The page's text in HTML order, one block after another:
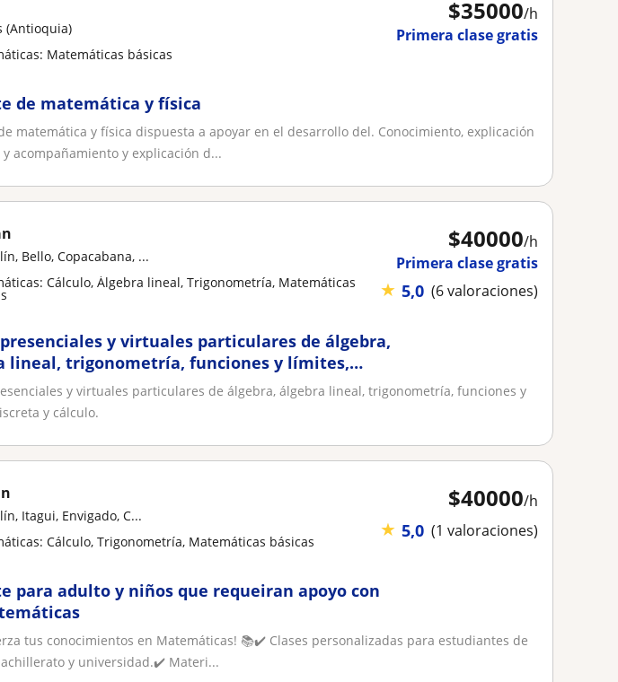
$35000/h
Primera clase gratis
(Antioquia)
Matemáticas básicas
de matemática y física
matemática y física dispuesta a apoyar en el desarrollo del. Conocimiento, explicación
y acompañamiento y explicación d...
$40000/h
Primera clase gratis
★ 5,0 (6 valoraciones)
Bello, Copacabana, ...
Cálculo, Álgebra lineal, Trigonometría, Matemáticas
presenciales y virtuales particulares de álgebra,
lineal, trigonometría, funciones y límites,
y cálculoy virtuales particulares de álgebra, álgebra lineal, trigonometría, funciones y
y cálculo.
$40000/h
★ 5,0 (1 valoraciones)
Itagui, Envigado, C...
Cálculo, Trigonometría, Matemáticas básicas
para adulto y niños que requeiran apoyo con
tus conocimientos en Matemáticas! 📚✔️ Clases personalizadas para estudiantes de
y universidad.✔️ Materi...